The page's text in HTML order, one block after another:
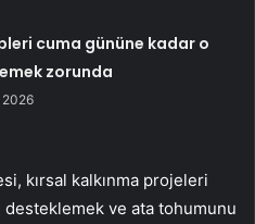
cuma gününe kadar o
zorunda
2026
kırsal kalkınma projeleri
desteklemek ve ata tohumunu